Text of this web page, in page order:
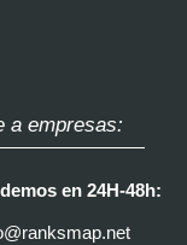
a empresas:
en 24H-48h: